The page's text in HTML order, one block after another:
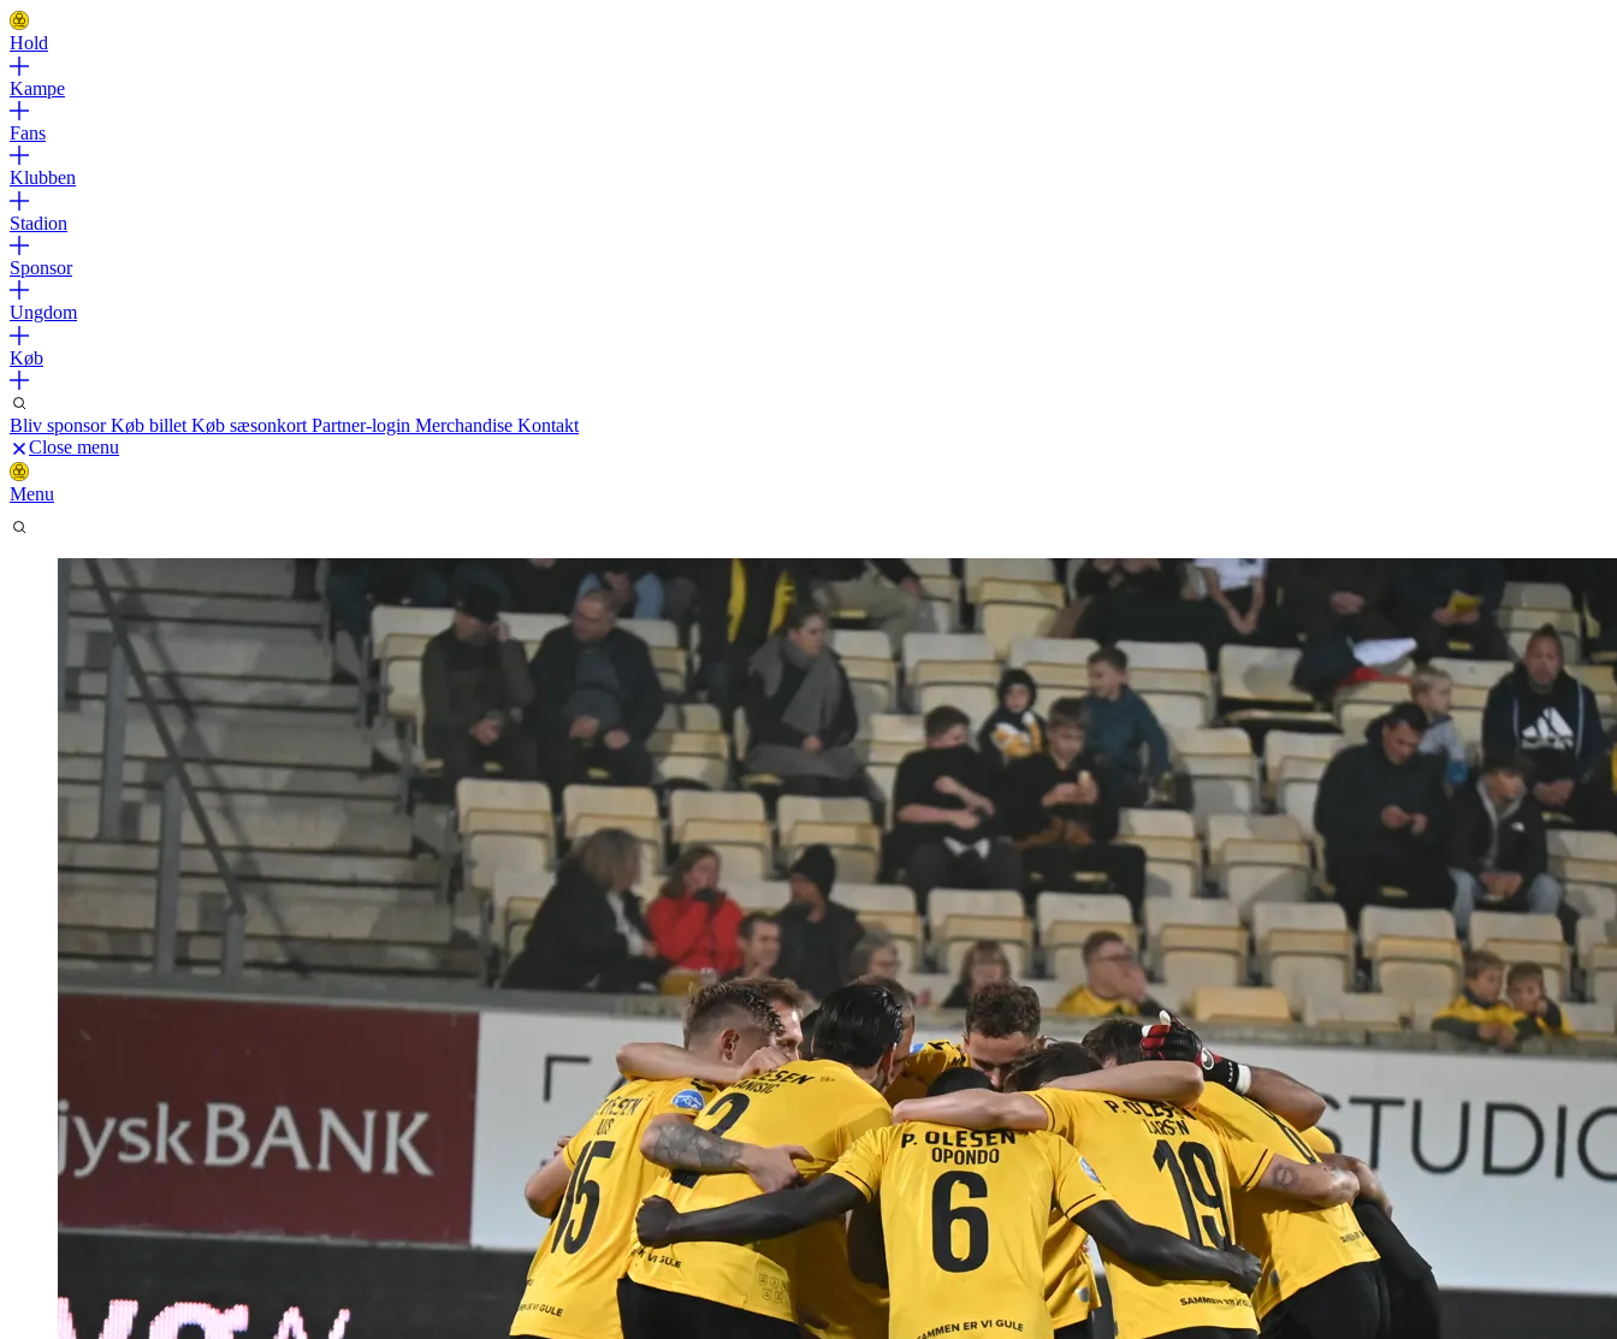
Hold
Kampe
Fans
Klubben
Stadion
Sponsor
Ungdom
Køb
Bliv sponsorKøb billet Køb sæsonkort Partner-login Merchandise Kontakt
Close menu
Menu